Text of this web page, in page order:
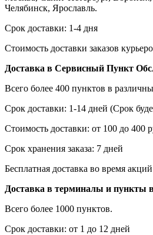
Челябинск, Ярославль.
Срок доставки: 1-4 дня
Стоимость доставки заказов
Доставка в Сервисный Пункт
Всего более 400 пунктов в
Срок доставки: 1-14 дней (Срок
Стоимость доставки: от 100 до 400
Срок хранения заказа: 7 дней
Бесплатная доставка во время акций
Доставка в терминалы и пункты
Всего более 1000 пунктов.
Срок доставки: от 1 до 12 дней